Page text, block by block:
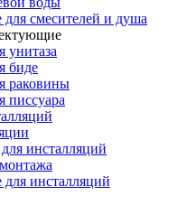
смесителей и душа
унитаза
биде
раковины
писсуара
инсталляций
инсталляций